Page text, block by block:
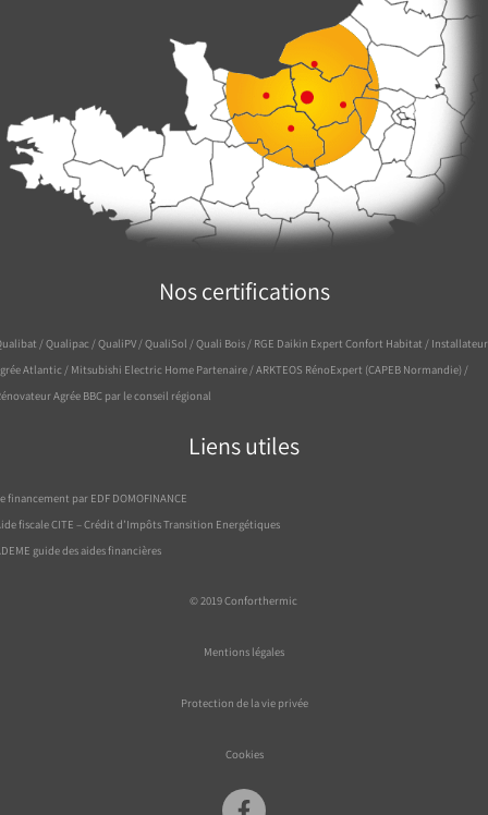
Nos certifications
/ Qualipac / QualiPV / QualiSol / Quali Bois / RGE Daikin Expert Confort Habitat / Installateur
Atlantic / Mitsubishi Electric Home Partenaire / ARKTEOS RénoExpert (CAPEB Normandie) /
Agrée BBC par le conseil régional
Liens utiles
financement par EDF DOMOFINANCE
fiscale CITE – Crédit d’Impôts Transition Energétiques
guide des aides financières
© 2019Conforthermic
Mentions légales
Protection de la vie privée
Cookies